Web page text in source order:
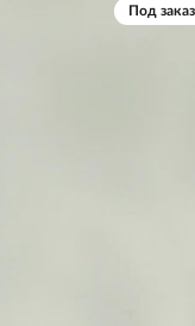
Под заказ